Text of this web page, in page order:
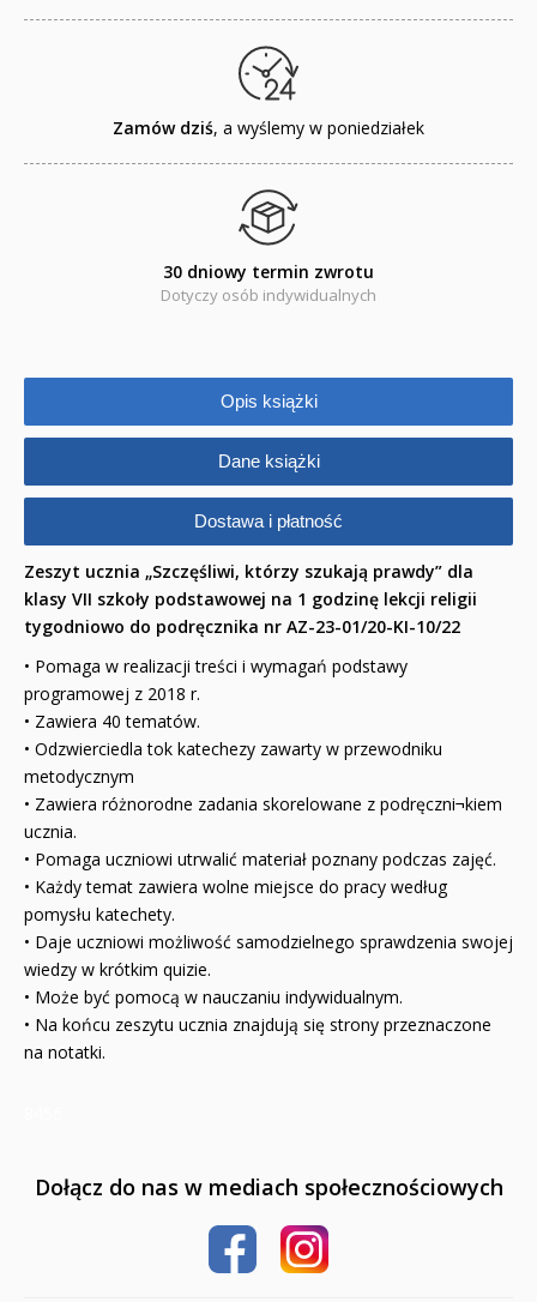
KAKADU - książki interaktywne z piórem
JUPI JO! - książki kartonowe dla najmłodszych
POP-UP
Adwent i Boże Narodzenie
Dyplomy dla dzieci
Encyklopedie, leksykony
Edukacja przyrodnicza - Życie bez granic
Emocje i wartości
Kreatywne zabawy
Książki religijne dla dzieci
Komiksy
Pomoce dydaktyczne
Naklejki
Puzzle
Promocje
QUIZY I ŁAMIGŁÓWKI NA WAKACJE -35%
PROMOCJA ZESTAWY STARTOWE KAKADU
WYPRZEDAŻ
DLA DZIECI
Zamów dziś, a wyślemy w poniedziałek
30 dniowy termin zwrotu
Dotyczy osób indywidualnych
Opis książki
Dane książki
Dostawa i płatność
Zeszyt ucznia „Szczęśliwi, którzy szukają prawdy” dla
klasy VII szkoły podstawowej na 1 godzinę lekcji religii
tygodniowo do podręcznika nr AZ-23-01/20-KI-10/22
• Pomaga w realizacji treści i wymagań podstawy
programowej z 2018 r.
• Zawiera 40 tematów.
• Odzwierciedla tok katechezy zawarty w przewodniku
metodycznym
• Zawiera różnorodne zadania skorelowane z podręczni¬kiem
ucznia.
• Pomaga uczniowi utrwalić materiał poznany podczas zajęć.
• Każdy temat zawiera wolne miejsce do pracy według
pomysłu katechety.
• Daje uczniowi możliwość samodzielnego sprawdzenia swojej
wiedzy w krótkim quizie.
• Może być pomocą w nauczaniu indywidualnym.
• Na końcu zeszytu ucznia znajdują się strony przeznaczone
na notatki.
Dołącz do nas w mediach społecznościowych